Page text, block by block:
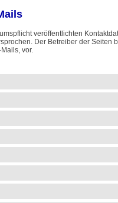
veröffentlichten
Der Betreiber der
vor.